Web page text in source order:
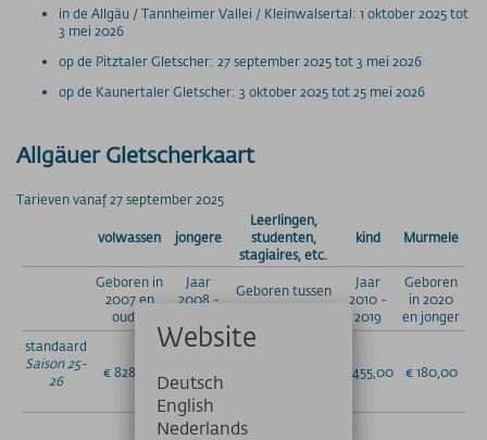
Preise - Nebelhornbahn
Preise - Fellhorn/Kanzelwand
Preise - Söllereckbahn
Preise - Walmendingerhornbahn
Preise - Ifenbahn
Superschnee Jahres- & Saisonkarte
Saisonkarte Allgäu-Gletscher-Card
Jahreskarte Allgäu 365+
Gipfel(S)pass Mehrtageskarten
GUT-Ticket Mehrtageskarten
Parkplatzpreise
MyMountainNature
in de Allgäu / Tannheimer Vallei / Kleinwalsertal: 1 oktober 2025 tot
3 mei 2026
op de Pitztaler Gletscher: 27 september 2025 tot 3 mei 2026
op de Kaunertaler Gletscher: 3 oktober 2025 tot 25 mei 2026
Allgäuer Gletscherkaart
Tarieven vanaf 27 september 2025
volwassen jongere
Leerlingen,
studenten,
stagiaires, etc.
kind Murmele
Geboren in
2007 en
ouder
Jaar
2008 -
Geboren tussen
Jaar
2010 -
2019
Geboren
in 2020
en jonger
standaard
Saison 25-
26
€ 828,00 € 455,00 € 180,00
Website
Deutsch
English
Nederlands